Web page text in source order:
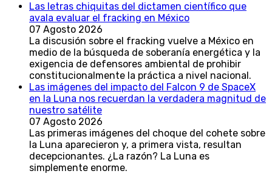
Las letras chiquitas del dictamen científico que
avala evaluar el fracking en México
07 Agosto 2026
La discusión sobre el fracking vuelve a México en
medio de la búsqueda de soberanía energética y la
exigencia de defensores ambiental de prohibir
constitucionalmente la práctica a nivel nacional.
Las imágenes del impacto del Falcon 9 de SpaceX
en la Luna nos recuerdan la verdadera magnitud de
nuestro satélite
07 Agosto 2026
Las primeras imágenes del choque del cohete sobre
la Luna aparecieron y, a primera vista, resultan
decepcionantes. ¿La razón? La Luna es
simplemente enorme.